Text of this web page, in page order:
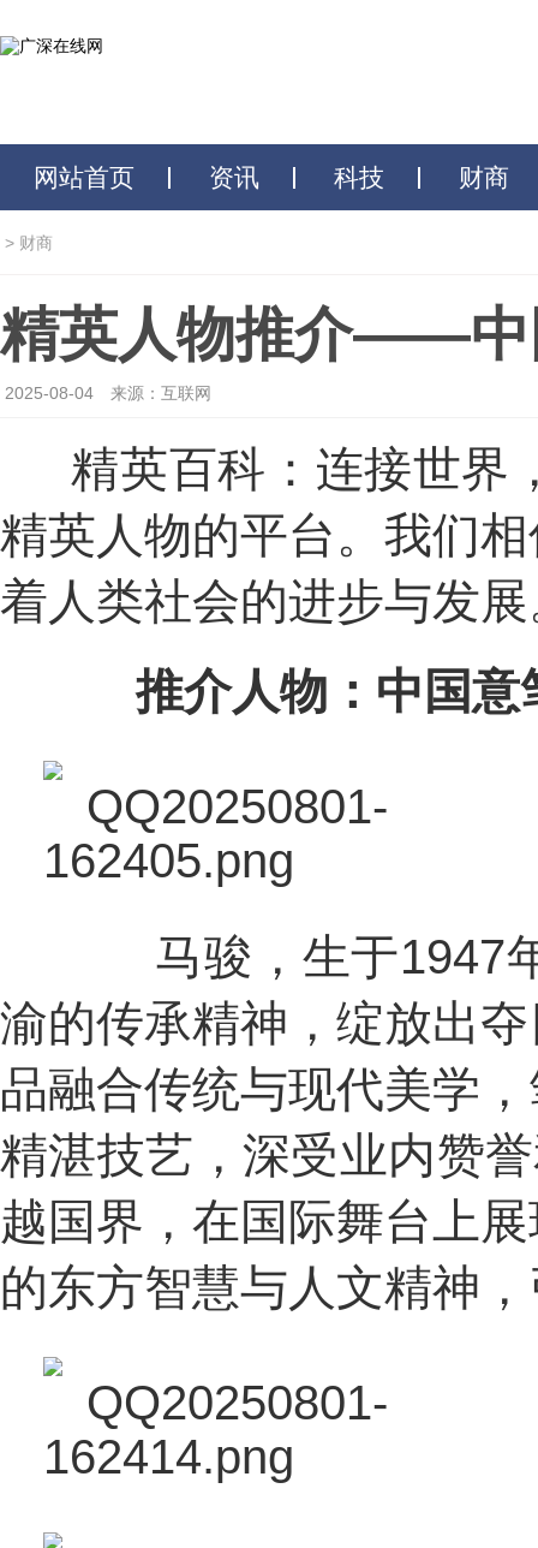
网站首页 资讯 科技 财商
> 财商
精英人物推介——中
2025-08-04 来源：互联网
精英百科：连接世界
精英人物的平台。我们
着人类社会的进步与发
推介人物：中国意
马骏，生于1947年
渝的传承精神，绽放出
品融合传统与现代美学
精湛技艺，深受业内赞
越国界，在国际舞台上
的东方智慧与人文精神